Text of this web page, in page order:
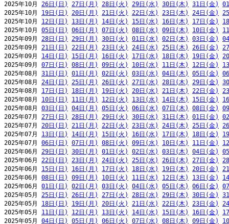
2025年10月 26日(日) 27日(月) 28日(火) 29日(水) 30日(木) 31日(金)
2025年10月 19日(日) 20日(月) 21日(火) 22日(水) 23日(木) 24日(金)
2025年10月 12日(日) 13日(月) 14日(火) 15日(水) 16日(木) 17日(金)
2025年10月 05日(日) 06日(月) 07日(火) 08日(水) 09日(木) 10日(金)
2025年09月 28日(日) 29日(月) 30日(火) 01日(水) 02日(木) 03日(金)
2025年09月 21日(日) 22日(月) 23日(火) 24日(水) 25日(木) 26日(金)
2025年09月 14日(日) 15日(月) 16日(火) 17日(水) 18日(木) 19日(金)
2025年09月 07日(日) 08日(月) 09日(火) 10日(水) 11日(木) 12日(金)
2025年08月 31日(日) 01日(月) 02日(火) 03日(水) 04日(木) 05日(金)
2025年08月 24日(日) 25日(月) 26日(火) 27日(水) 28日(木) 29日(金)
2025年08月 17日(日) 18日(月) 19日(火) 20日(水) 21日(木) 22日(金)
2025年08月 10日(日) 11日(月) 12日(火) 13日(水) 14日(木) 15日(金)
2025年08月 03日(日) 04日(月) 05日(火) 06日(水) 07日(木) 08日(金)
2025年07月 27日(日) 28日(月) 29日(火) 30日(水) 31日(木) 01日(金)
2025年07月 20日(日) 21日(月) 22日(火) 23日(水) 24日(木) 25日(金)
2025年07月 13日(日) 14日(月) 15日(火) 16日(水) 17日(木) 18日(金)
2025年07月 06日(日) 07日(月) 08日(火) 09日(水) 10日(木) 11日(金)
2025年06月 29日(日) 30日(月) 01日(火) 02日(水) 03日(木) 04日(金)
2025年06月 22日(日) 23日(月) 24日(火) 25日(水) 26日(木) 27日(金)
2025年06月 15日(日) 16日(月) 17日(火) 18日(水) 19日(木) 20日(金)
2025年06月 08日(日) 09日(月) 10日(火) 11日(水) 12日(木) 13日(金)
2025年06月 01日(日) 02日(月) 03日(火) 04日(水) 05日(木) 06日(金)
2025年05月 25日(日) 26日(月) 27日(火) 28日(水) 29日(木) 30日(金)
2025年05月 18日(日) 19日(月) 20日(火) 21日(水) 22日(木) 23日(金)
2025年05月 11日(日) 12日(月) 13日(火) 14日(水) 15日(木) 16日(金)
2025年05月 04日(日) 05日(月) 06日(火) 07日(水) 08日(木) 09日(金)